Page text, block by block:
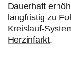
Dauerhaft
langfristig zu
Kreislauf-
Herzinfarkt.